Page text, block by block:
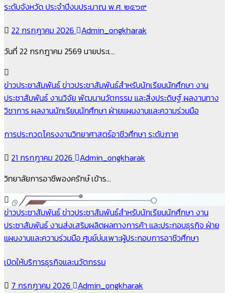
ระดับจังหวัด ประจำปีงบประมาณ พ.ศ. ๒๕๖๙
22 กรกฎาคม 2026
Admin_ongkharak
วันที่ 22 กรกฎาคม 2569 นายประเ…
ข่าวประชาสัมพันธ์ข่าวประชาสัมพันธ์สำหรับนักเรียนนักศึกษา งาน
ประชาสัมพันธ์งานวิจัย พัฒนานวัตกรรม และสิ่งประดิษฐ์ผลงานทาง
วิชาการ ผลงานนักเรียนนักศึกษา ฝ่ายแผนงานและความร่วมมือ
การประกวดโครงงานวิทยาศาสตร์อาชีวศึกษา ระดับภาค
21 กรกฎาคม 2026
Admin_ongkharak
วิทยาลัยการอาชีพองครักษ์ เข้าร…
ข่าวประชาสัมพันธ์ข่าวประชาสัมพันธ์สำหรับนักเรียนนักศึกษา งาน
ประชาสัมพันธ์งานส่งเสริมผลิตผลทางการค้า และประกอบธุรกิจ ฝ่าย
แผนงานและความร่วมมือ ศูนย์บ่มเพาะผู้ประกอบการอาชีวศึกษา
เปิดให้บริการธุรกิจและนวัตกรรม
7 กรกฎาคม 2026
Admin_ongkharak